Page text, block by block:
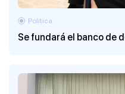
Se fundará el banco de
Política